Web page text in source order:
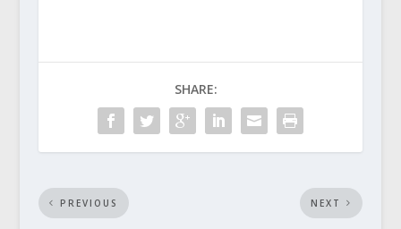
SHARE:
PREVIOUS NEXT